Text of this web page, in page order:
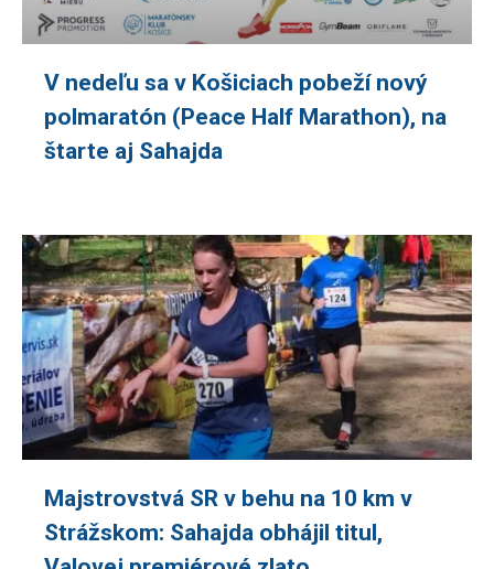
V nedeľu sa v Košiciach pobeží nový
polmaratón (Peace Half Marathon), na
štarte aj Sahajda
Majstrovstvá SR v behu na 10 km v
Strážskom: Sahajda obhájil titul,